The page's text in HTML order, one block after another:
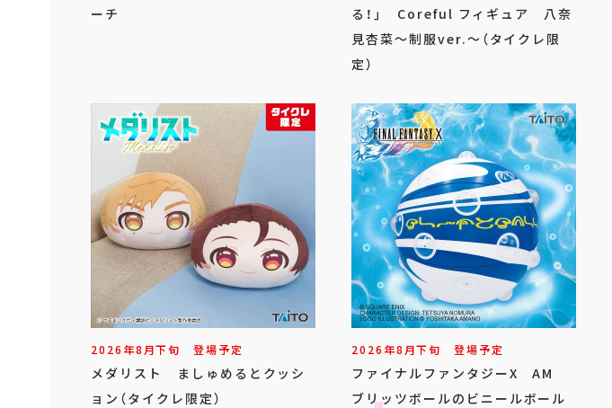
ーチ
る！」 Coreful フィギュア 八奈
見杏菜～制服ver.～（タイクレ限
定）
2026年8月下旬 登場予定
メダリスト ましゅめるとクッシ
ョン（タイクレ限定）
2026年8月下旬 登場予定
ファイナルファンタジーX AM
ブリッツボールのビニールボール